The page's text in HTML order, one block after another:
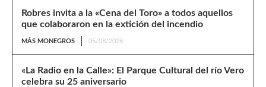
Robres invita a la «Cena del Toro» a todos aquellos
que colaboraron en la extición del incendio
MÁS MONEGROS 05/08/2026
«La Radio en la Calle»: El Parque Cultural del río Vero
celebra su 25 aniversario